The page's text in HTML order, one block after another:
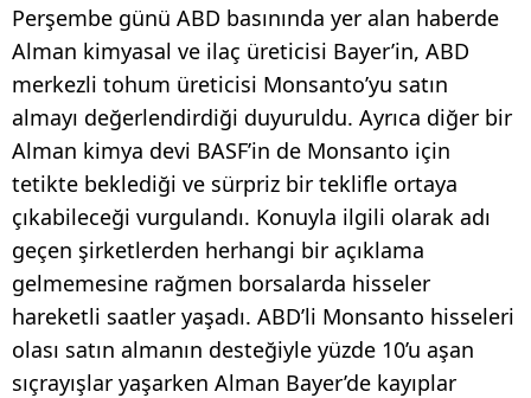
Perşembe günü ABD basınında yer alan haberde
Alman kimyasal ve ilaç üreticisi Bayer’in, ABD
merkezli tohum üreticisi Monsanto’yu satın
almayı değerlendirdiği duyuruldu. Ayrıca diğer bir
Alman kimya devi BASF’in de Monsanto için
tetikte beklediği ve sürpriz bir teklifle ortaya
çıkabileceği vurgulandı. Konuyla ilgili olarak adı
geçen şirketlerden herhangi bir açıklama
gelmemesine rağmen borsalarda hisseler
hareketli saatler yaşadı. ABD’li Monsanto hisseleri
olası satın almanın desteğiyle yüzde 10’u aşan
sıçrayışlar yaşarken Alman Bayer’de kayıplar